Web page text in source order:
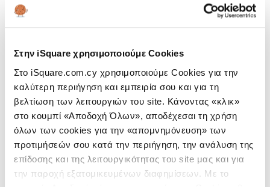
Στην iSquare χρησιμοποιούμε Cookies
Στο iSquare.com.cy χρησιμοποιούμε Cookies για την
καλύτερη περιήγηση και εμπειρία σου και για τη
βελτίωση των λειτουργιών του site. Κάνοντας «κλικ»
στο κουμπί «Αποδοχή Όλων», αποδέχεσαι τη χρήση
όλων των cookies για την «απομνημόνευση» των
προτιμήσεών σου κατά την περιήγηση, την ανάλυση της
επίδοσης και της λειτουργικότητας του site μας και για
την παροχή εξατομικευμένων διαφημίσεων. Με το
έκπτωτο και να διαθέσει το δώρο στον επιλαχόντα.
τυχόν πράξεις ή παραλείψεις του από δόλο ή βαρεία
αμέλεια τελούμενες και δεν εκτείνεται σε τυχαία γεγονότα
ή γεγονότα ανωτέρας βίας που ενδέχεται να συντρέξουν
ως προς αυτόν. Εάν δεν ακολουθήσει και δεν
ολοκληρώσει τη διαδικασία στο απαιτούμενο χρονικό
διάστημα, χάνει οριστικά κάθε δικαίωμα επί του σχετικού
Δώρου. Σε περίπτωση που δεν καταστεί δυνατή η
επικοινωνία με τον νικητή του Διαγωνισμού εντός
χρονικού διαστήματος δυο (2) εργάσιμων ημερών από